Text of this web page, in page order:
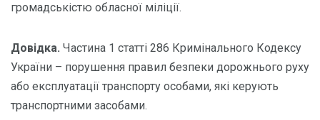
громадськістю обласної міліції.
Довідка. Частина 1 статті 286 Кримінального Кодексу
України – порушення правил безпеки дорожнього руху
або експлуатації транспорту особами, які керують
транспортними засобами.